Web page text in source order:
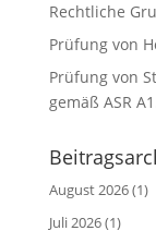
Rechtliche
Prüfung von
Prüfung von
gemäß ASR
August 2026(1)
Juli 2026(1)